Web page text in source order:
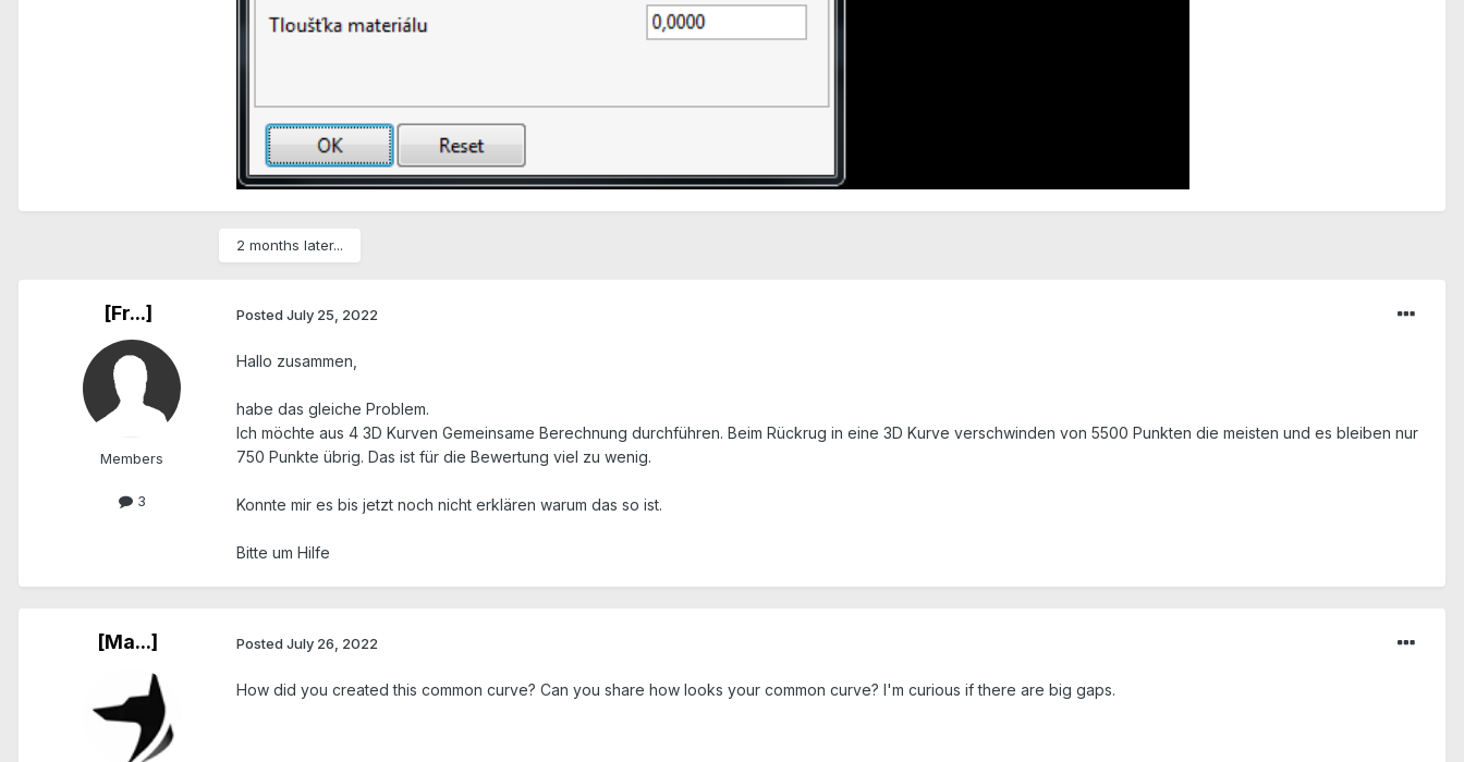
2 months later...
[Fr...]
Members
3
Posted July 25, 2022
Hallo zusammen,
habe das gleiche Problem.
Ich möchte aus 4 3D Kurven Gemeinsame Berechnung durchführen. Beim Rückrug in eine 3D Kurve verschwinden von 5500 Punkten die meisten und es bleiben nur
750 Punkte übrig. Das ist für die Bewertung viel zu wenig.
Konnte mir es bis jetzt noch nicht erklären warum das so ist.
Bitte um Hilfe
[Ma...] Posted July 26, 2022
How did you created this common curve? Can you share how looks your common curve? I'm curious if there are big gaps.